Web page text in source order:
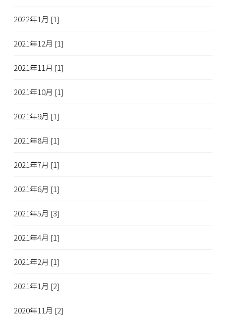
2022年1月 [1]
2021年12月 [1]
2021年11月 [1]
2021年10月 [1]
2021年9月 [1]
2021年8月 [1]
2021年7月 [1]
2021年6月 [1]
2021年5月 [3]
2021年4月 [1]
2021年2月 [1]
2021年1月 [2]
2020年11月 [2]